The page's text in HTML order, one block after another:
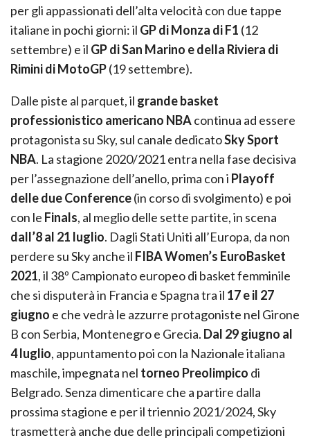
per gli appassionati dell’alta velocità con due tappe
italiane in pochi giorni: il GP di Monza di F1 (12
settembre) e il GP di San Marino e della Riviera di
Riminidi MotoGP(19 settembre).
Dalle piste al parquet, il grande basket
professionistico americano NBAcontinua ad essere
protagonista su Sky, sul canale dedicatoSky Sport
NBA. La stagione 2020/2021 entra nella fase decisiva
per l’assegnazione dell’anello, prima con i Playoff
delle due Conference(in corso di svolgimento) e poi
con le Finals, al meglio delle sette partite, in scena
dall’8 al 21 luglio. Dagli Stati Uniti all’Europa, da non
perdere su Sky anche il FIBA Women’s EuroBasket
2021, il 38º Campionato europeo di basket femminile
che si disputerà in Francia e Spagna tra il 17 e il 27
giugno e che vedrà le azzurre protagoniste nel Girone
B con Serbia, Montenegro e Grecia. Dal 29 giugno al
4 luglio, appuntamento poi con la Nazionale italiana
maschile, impegnata nel torneo Preolimpico di
Belgrado. Senza dimenticare che a partire dalla
prossima stagione e per il triennio 2021/2024, Sky
trasmetterà anche due delle principali competizioni